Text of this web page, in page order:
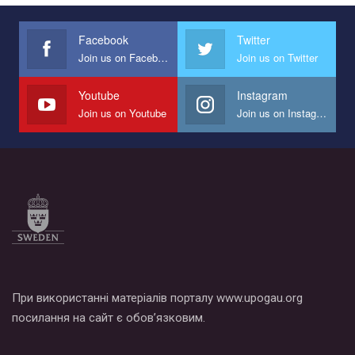
представляющий программу развития организации.
Мы просим вас поддержать нас и помочь нам реализовать
наш план по борьбе с насилием и дискриминацией на почве
СОГИ в Украине.
Все, что вам нужно сделать - это зайти на наш канал YouTube
Facebook
Join us on Facebook
Twitter
Join us on Twitter
Youtube
Join us on Youtube
Instagram
Join us on Instagram
При використанні матеріалів порталу www.upogau.org
посилання на сайт є обов’язковим.